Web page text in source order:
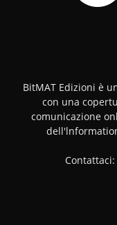
BitMAT Edizioni è
con una
comunicazione
Contattaci: